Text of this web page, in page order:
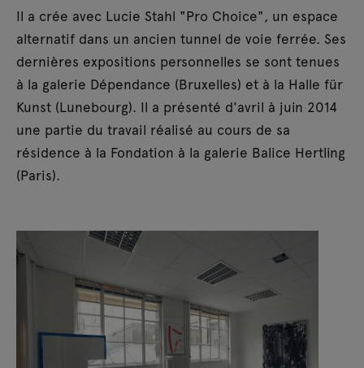
Il a crée avec Lucie Stahl "Pro Choice", un espace
alternatif dans un ancien tunnel de voie ferrée. Ses
dernières expositions personnelles se sont tenues
à la galerie Dépendance (Bruxelles) et à la Halle für
Kunst (Lunebourg). Il a présenté d'avril à juin 2014
une partie du travail réalisé au cours de sa
résidence à la Fondation à la galerie Balice Hertling
(Paris).